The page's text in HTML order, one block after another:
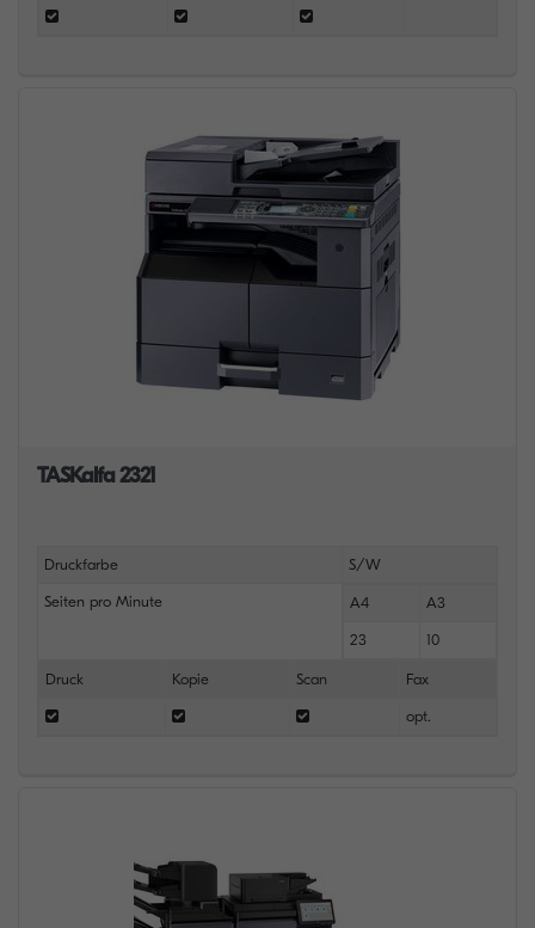
TASKalfa 2321
Druckfarbe S/W
Seiten pro Minute A4 A3
23 10
Druck Kopie Scan Fax
opt.